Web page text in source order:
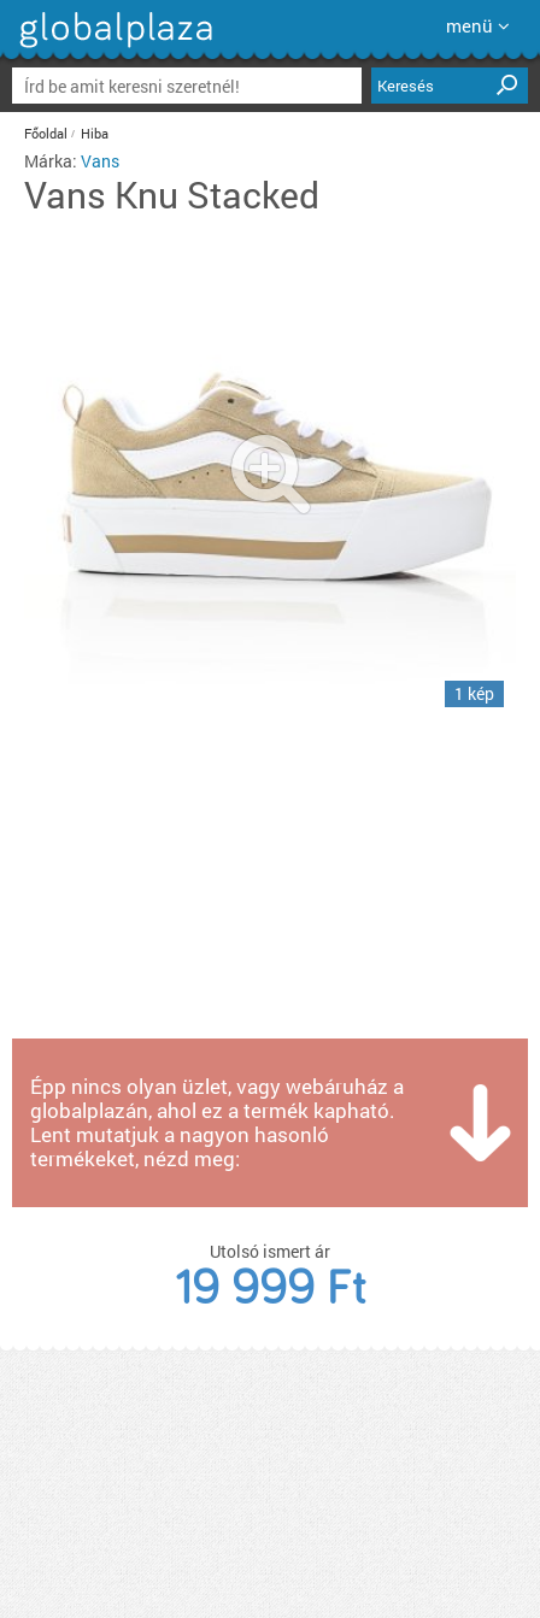
menü
Keresés
Főoldal Hiba
Márka: Vans
Vans Knu Stacked
1 kép
Épp nincs olyan üzlet, vagy webáruház a
globalplazán, ahol ez a termék kapható.
Lent mutatjuk a nagyon hasonló
termékeket, nézd meg:
Utolsó ismert ár
19 999 Ft